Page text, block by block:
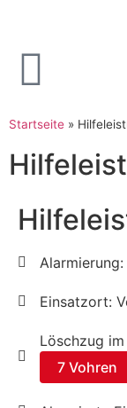
Startseite »
Einsatzort:
Löschzug
7 Vohren